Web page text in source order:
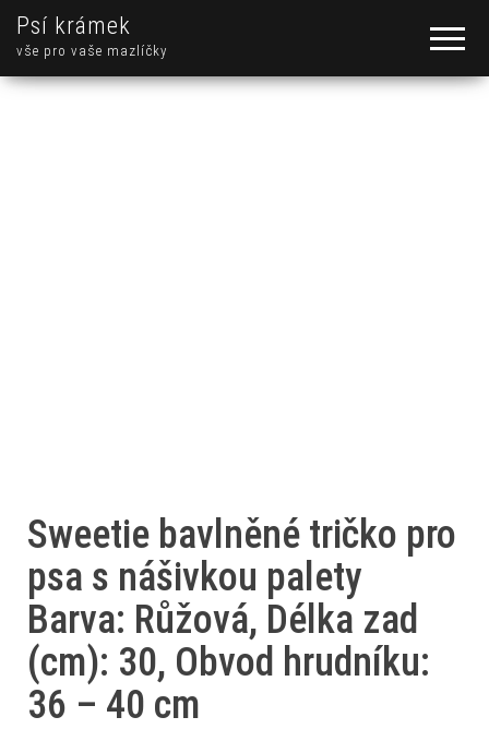
Psí krámek
vše pro vaše mazlíčky
Sweetie bavlněné tričko pro
psa s nášivkou palety
Barva: Růžová, Délka zad
(cm): 30, Obvod hrudníku:
36 – 40 cm